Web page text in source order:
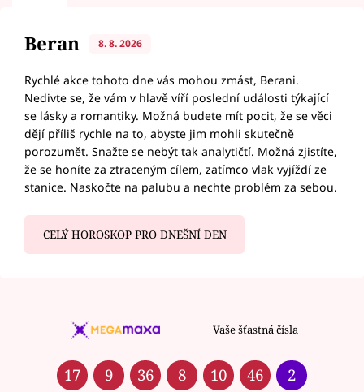
Beran 8. 8. 2026
Rychlé akce tohoto dne vás mohou zmást, Berani.
Nedivte se, že vám v hlavě víří poslední události týkající
se lásky a romantiky. Možná budete mít pocit, že se věci
dějí příliš rychle na to, abyste jim mohli skutečně
porozumět. Snažte se nebýt tak analytičtí. Možná zjistíte,
že se honíte za ztraceným cílem, zatímco vlak vyjíždí ze
stanice. Naskočte na palubu a nechte problém za sebou.
CELÝ HOROSKOP PRO DNEŠNÍ DEN
Vaše šťastná čísla
17 9 36 8 10 46 2